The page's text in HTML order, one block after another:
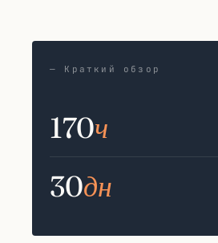
— Краткий обзор
170ч
30дн